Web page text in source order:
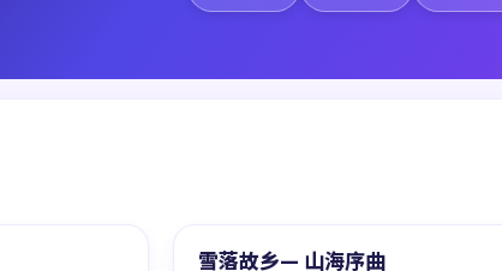
精选
雪落故乡— 山海序曲